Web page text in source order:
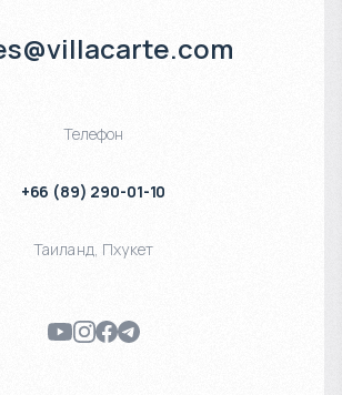
Телефон
+66 (89) 290-01-10
Таиланд, Пхукет